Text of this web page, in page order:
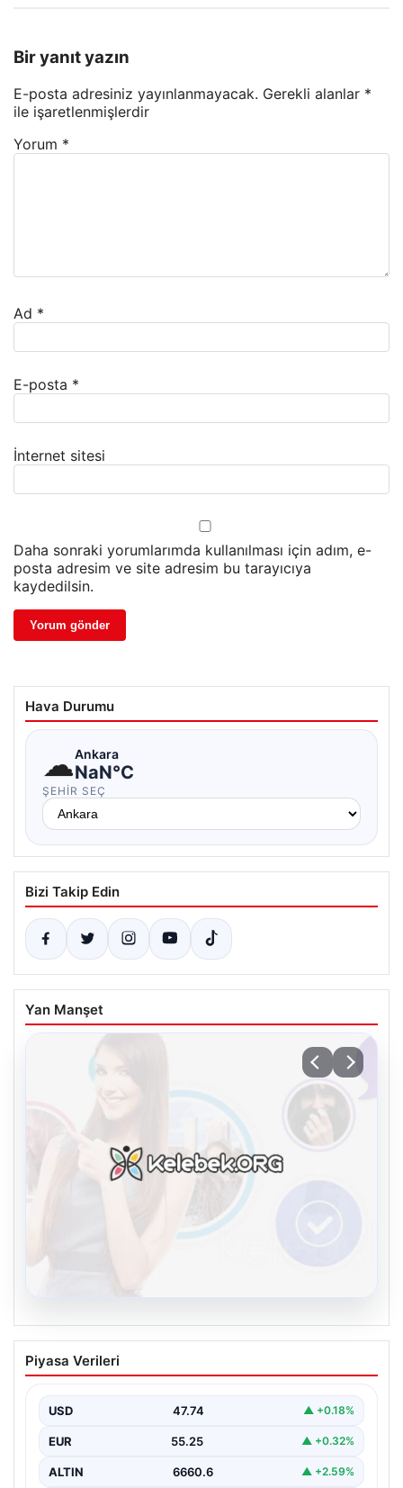
Bir yanıt yazın
E-posta adresiniz yayınlanmayacak. Gerekli alanlar *
ile işaretlenmişlerdir
Yorum *
Ad *
E-posta *
İnternet sitesi
Daha sonraki yorumlarımda kullanılması için adım, e-
posta adresim ve site adresim bu tarayıcıya
kaydedilsin.
Hava Durumu
☁Ankara
NaN°C
ŞEHIR SEÇ
Bizi Takip Edin
Yan Manşet
Kelebek.Org İle Dijital İletişimin Seviyeli
Adresi Ve Muhabbet Deneyimi
kurması büyük bir hassasiyet ifade etmektedir.
Günümüzde…
Piyasa Verileri
USD 47.74 ▲ +0.18%
EUR 55.25 ▲ +0.32%
ALTIN 6660.6 ▲ +2.59%